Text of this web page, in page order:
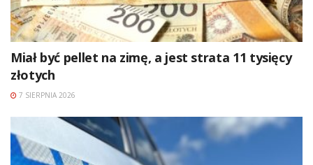
Miał być pellet na zimę, a jest strata 11 tysięcy
złotych
7 SIERPNIA 2026